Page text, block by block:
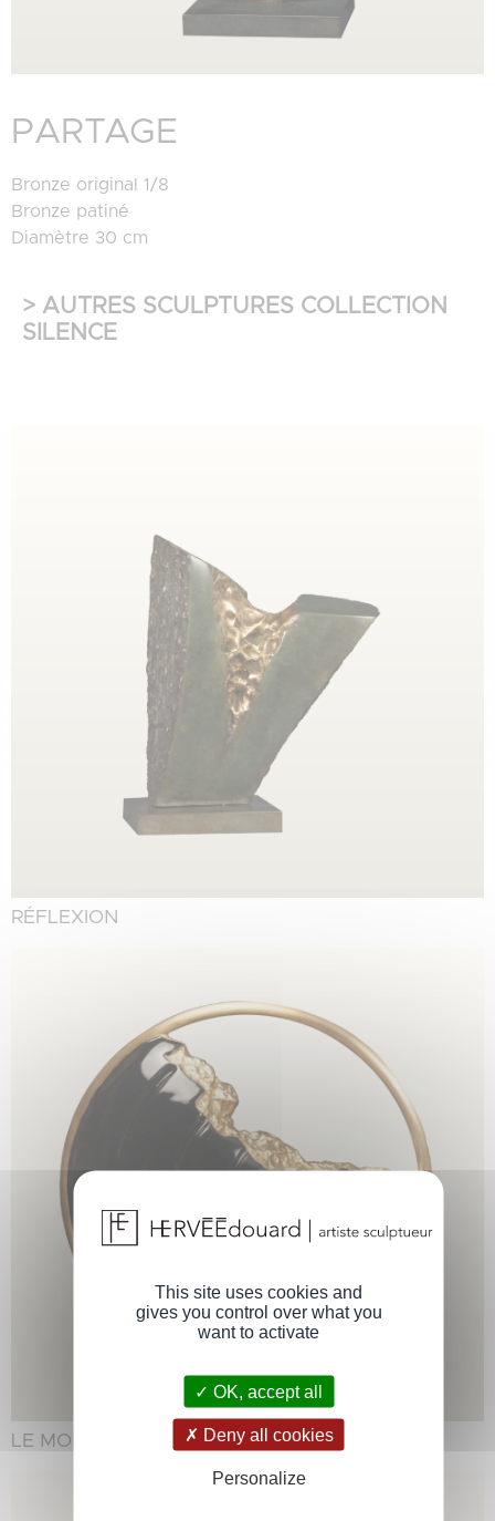
PARTAGE
Bronze original 1/8
Bronze patiné
Diamètre 30 cm
> AUTRES SCULPTURES COLLECTION
SILENCE
RÉFLEXION
LE MONDE EST FOU
This site uses cookies and
gives you control over what you
want to activate
OK, accept all
Deny all cookies
Personalize